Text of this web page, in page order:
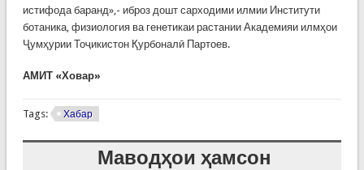
истифода баранд»,- иброз дошт сарходими илмии Институти
ботаника, физиология ва генетикаи растании Академияи илмҳои
Ҷумҳурии Тоҷикистон Қурбоналӣ Партоев.
АМИТ «Ховар»
Tags: Хабар
Маводҳои ҳамсон